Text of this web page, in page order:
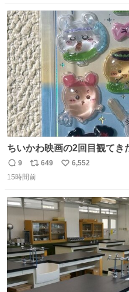
薫る 上坂樹里 甲斐翔真
ト
数
数
ちいかわ映画の2回目観てき
「ハモりすごいよッ…」に
まそんな場合じゃねぇだろ
返
信
9
リ
ポ
ト
649
い
数
6,552
15時間前